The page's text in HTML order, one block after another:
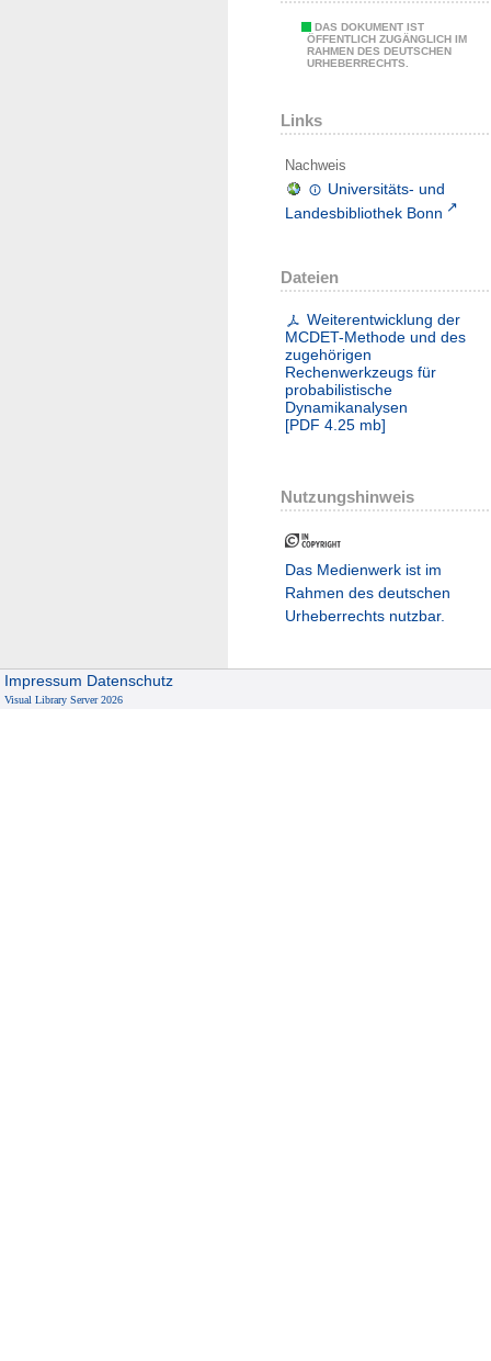
DAS DOKUMENT IST
ÖFFENTLICH ZUGÄNGLICH IM
RAHMEN DES DEUTSCHEN
URHEBERRECHTS.
Links
Nachweis
Universitäts- und
Landesbibliothek Bonn
Dateien
Weiterentwicklung der
MCDET-Methode und des
zugehörigen
Rechenwerkzeugs für
probabilistische
Dynamikanalysen
[PDF 4.25 mb]
Nutzungshinweis
Das Medienwerk ist im
Rahmen des deutschen
Urheberrechts nutzbar.
Impressum Datenschutz
Visual Library Server 2026